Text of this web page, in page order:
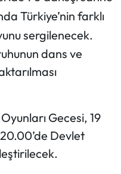
Türkiye’nin farklı
sergilenecek.
dans ve
Gecesi, 19
Devlet